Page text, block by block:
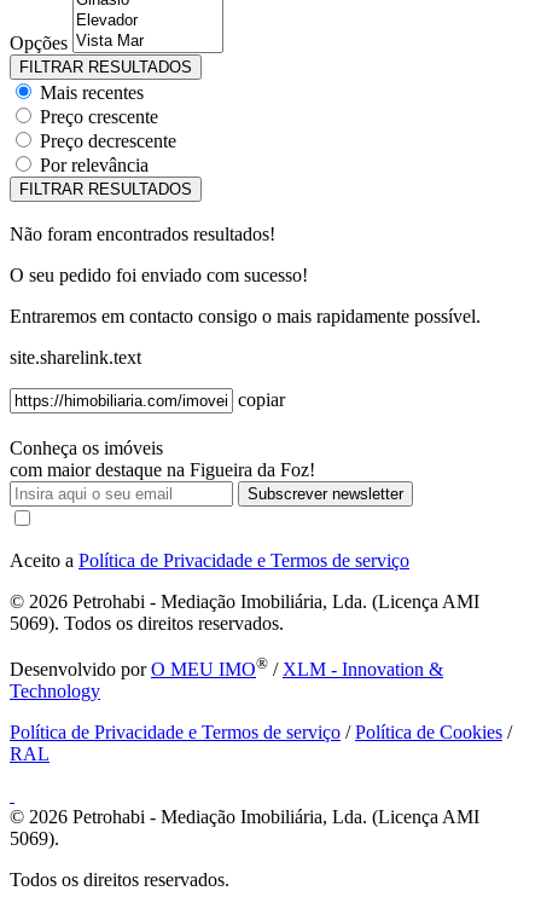
Opções
Mais recentes
Preço crescente
Preço decrescente
Por relevância
Não foram encontrados resultados!
O seu pedido foi enviado com sucesso!
Entraremos em contacto consigo o mais rapidamente possível.
site.sharelink.text
copiar
Conheça os imóveis
com maior destaque na Figueira da Foz!
Subscrever newsletter
Aceito a Política de Privacidade e Termos de serviço
© 2026 Petrohabi - Mediação Imobiliária, Lda. (Licença AMI
5069). Todos os direitos reservados.
Desenvolvido porO MEU IMO® / XLM - Innovation &
Technology
Política de Privacidade e Termos de serviço /Política de Cookies /
RAL
© 2026 Petrohabi - Mediação Imobiliária, Lda. (Licença AMI
5069).
Todos os direitos reservados.